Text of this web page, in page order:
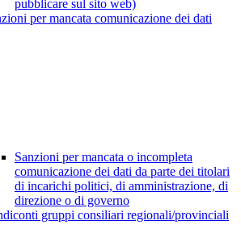
pubblicare sul sito web)
per mancata comunicazione dei dati
Sanzioni per mancata o incompleta
comunicazione dei dati da parte dei titolari
di incarichi politici, di amministrazione, di
direzione o di governo
gruppi consiliari regionali/provinciali